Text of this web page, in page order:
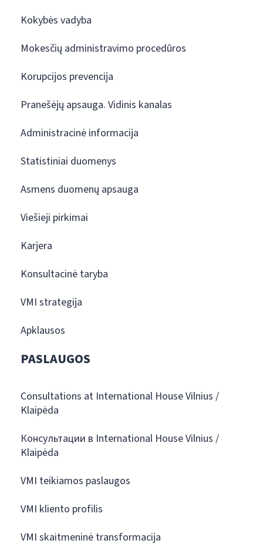
Kokybės vadyba
Mokesčių administravimo procedūros
Korupcijos prevencija
Pranešėjų apsauga. Vidinis kanalas
Administracinė informacija
Statistiniai duomenys
Asmens duomenų apsauga
Viešieji pirkimai
Karjera
Konsultacinė taryba
VMI strategija
Apklausos
PASLAUGOS
Consultations at International House Vilnius /
Klaipėda
Консультации в International House Vilnius /
Klaipėda
VMI teikiamos paslaugos
VMI kliento profilis
VMI skaitmeninė transformacija